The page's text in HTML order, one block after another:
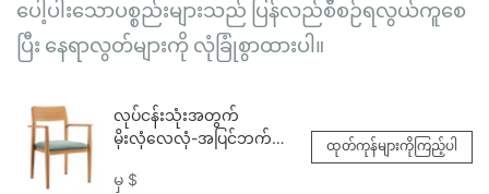
ပေါ့ပါးသောပစ္စည်းများသည် ပြန်လည်စီစဉ်ရလွယ်ကူစေ
ပြီး နေရာလွတ်များကို လုံခြုံစွာထားပါ။
လုပ်ငန်းသုံးအတွက်
မိုးလုံလေလုံ-အပြင်ဘက်
ကုလားထိုင် YW5709H
မှ $
ထုတ်ကုန်များကိုကြည့်ပါ